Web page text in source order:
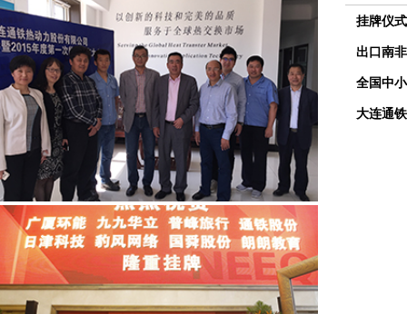
挂牌仪
出口南
全国中
大连通